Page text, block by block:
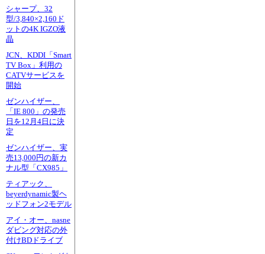
シャープ、32
型/3,840×2,160ド
ットの4K IGZO液
晶
JCN、KDDI「Smart
TV Box」利用の
CATVサービスを
開始
ゼンハイザー、
「IE 800」の発売
日を12月4日に決
定
ゼンハイザー、実
売13,000円の新カ
ナル型「CX985」
ティアック、
beyerdynamic製ヘ
ッドフォン2モデル
アイ・オー、nasne
ダビング対応の外
付けBDドライブ